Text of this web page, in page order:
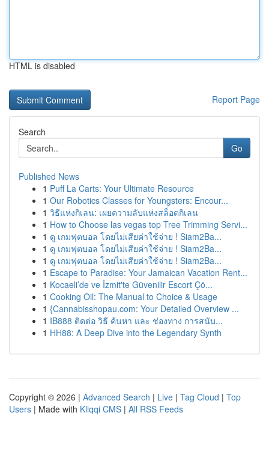
HTML is disabled
Report Page
Search
Go
Published News
1 Puff La Carts: Your Ultimate Resource
1 Our Robotics Classes for Youngsters: Encour...
1 วิธีแห่งกิเลน: เผยความลับแห่งสล็อตกิเลน
1 How to Choose las vegas top Tree Trimming Servi...
1 ดู เกมฟุตบอล โดยไม่เสียค่าใช้จ่าย ! Siam2Ba...
1 ดู เกมฟุตบอล โดยไม่เสียค่าใช้จ่าย ! Siam2Ba...
1 ดู เกมฟุตบอล โดยไม่เสียค่าใช้จ่าย ! Siam2Ba...
1 Escape to Paradise: Your Jamaican Vacation Rent...
1 Kocaeli’de ve İzmit'te Güvenilir Escort Çö...
1 Cooking Oil: The Manual to Choice & Usage
1 {Cannabisshopau.com: Your Detailed Overview ...
1 IB888 ติดต่อ วิธี ค้นหา และ ช่องทาง การสนับ...
1 HH88: A Deep Dive into the Legendary Synth
Copyright © 2026 | Advanced Search | Live | Tag Cloud | Top
Users | Made with Kliqqi CMS | All RSS Feeds